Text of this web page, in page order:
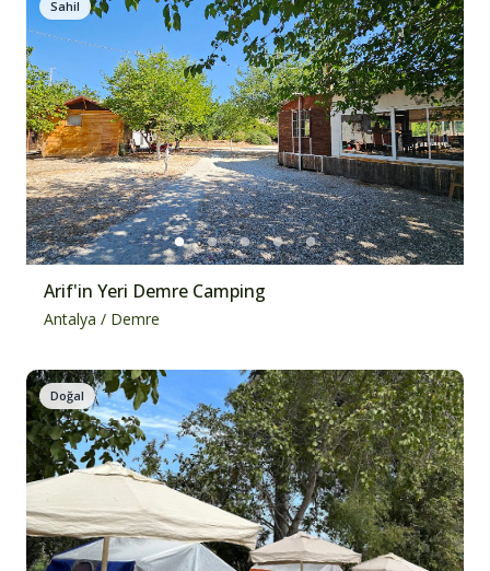
Sahil
Arif'in Yeri Demre Camping
Antalya / Demre
Doğal